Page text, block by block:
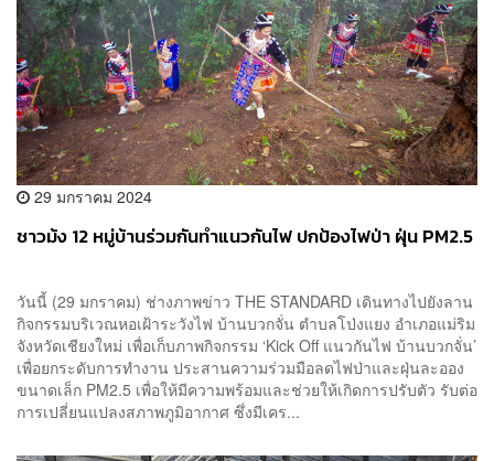
29 มกราคม 2024
ชาวม้ง 12 หมู่บ้านร่วมกันทำแนวกันไฟ ปกป้องไฟป่า ฝุ่น PM2.5
วันนี้ (29 มกราคม) ช่างภาพข่าว THE STANDARD เดินทางไปยังลาน
กิจกรรมบริเวณหอเฝ้าระวังไฟ บ้านบวกจั่น ตำบลโป่งแยง อำเภอแม่ริม
จังหวัดเชียงใหม่ เพื่อเก็บภาพกิจกรรม ‘Kick Off แนวกันไฟ บ้านบวกจั่น’
เพื่อยกระดับการทำงาน ประสานความร่วมมือลดไฟป่าและฝุ่นละออง
ขนาดเล็ก PM2.5 เพื่อให้มีความพร้อมและช่วยให้เกิดการปรับตัว รับต่อ
การเปลี่ยนแปลงสภาพภูมิอากาศ ซึ่งมีเคร...